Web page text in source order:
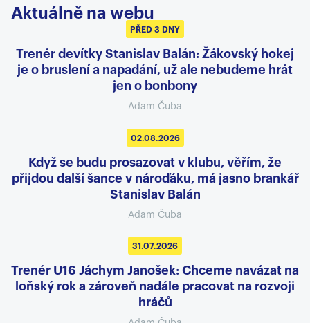
Aktuálně na webu
PŘED 3 DNY
Trenér devítky Stanislav Balán: Žákovský hokej
je o bruslení a napadání, už ale nebudeme hrát
jen o bonbony
Adam Čuba
02.08.2026
Když se budu prosazovat v klubu, věřím, že
přijdou další šance v nároďáku, má jasno brankář
Stanislav Balán
Adam Čuba
31.07.2026
Trenér U16 Jáchym Janošek: Chceme navázat na
loňský rok a zároveň nadále pracovat na rozvoji
hráčů